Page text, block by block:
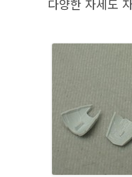
다양한 자세도